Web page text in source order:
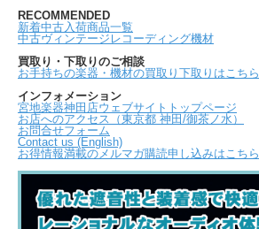
RECOMMENDED
新着中古入荷商品一覧
中古ヴィンテージレコーディング機材
買取り・下取りのご相談
お手持ちの楽器・機材の買取り下取りはこちら
インフォメーション
宮地楽器神田店ウェブサイトトップページ
お店へのアクセス（東京都 神田/御茶ノ水）
お問合せフォーム
Contact us (English)
お得情報満載のメルマガ購読申し込みはこちら